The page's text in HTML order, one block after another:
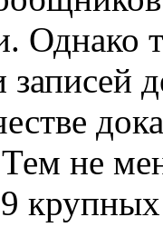
Однако
Тем не